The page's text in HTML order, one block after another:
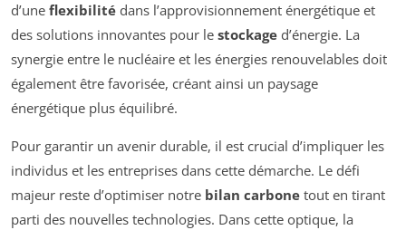
d’une flexibilité dans l’approvisionnement énergétique et
des solutions innovantes pour le stockage d’énergie. La
synergie entre le nucléaire et les énergies renouvelables doit
également être favorisée, créant ainsi un paysage
énergétique plus équilibré.
Pour garantir un avenir durable, il est crucial d’impliquer les
individus et les entreprises dans cette démarche. Le défi
majeur reste d’optimiser notre bilan carbone tout en tirant
parti des nouvelles technologies. Dans cette optique, la